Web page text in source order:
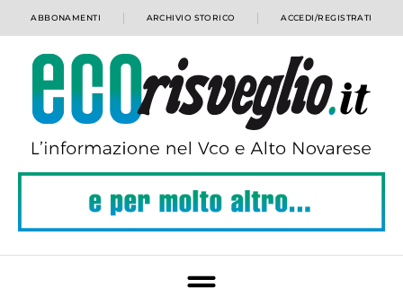
ABBONAMENTI ARCHIVIO STORICO ACCEDI/REGISTRATI